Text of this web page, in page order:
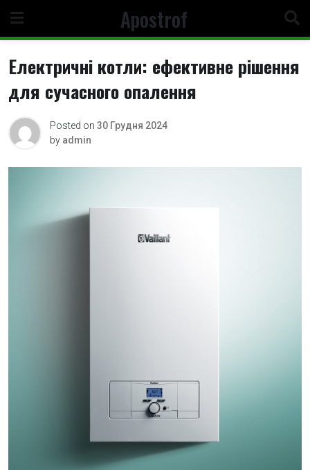
content
Apostrof
Електричні котли: ефективне рішення
для сучасного опалення
Posted on 30 Грудня 2024
by admin